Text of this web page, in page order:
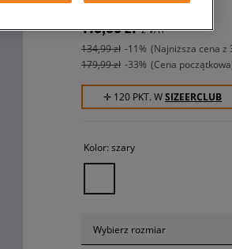
119,99 zł z VAT
134,99 zł -11%
(najniższa cena
179,99 zł -33% (Cena
✛ 120 PKT. WSIZEERCLUB
Kolor: szary
Wybierz rozmiar